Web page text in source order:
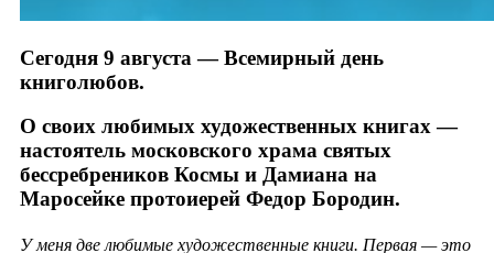
Сегодня 9 августа — Всемирный день
книголюбов.
О своих любимых художественных книгах —
настоятель московского храма святых
бессребреников Космы и Дамиана на
Маросейке протоиерей Федор Бородин.
У меня две любимые художественные книги. Первая — это